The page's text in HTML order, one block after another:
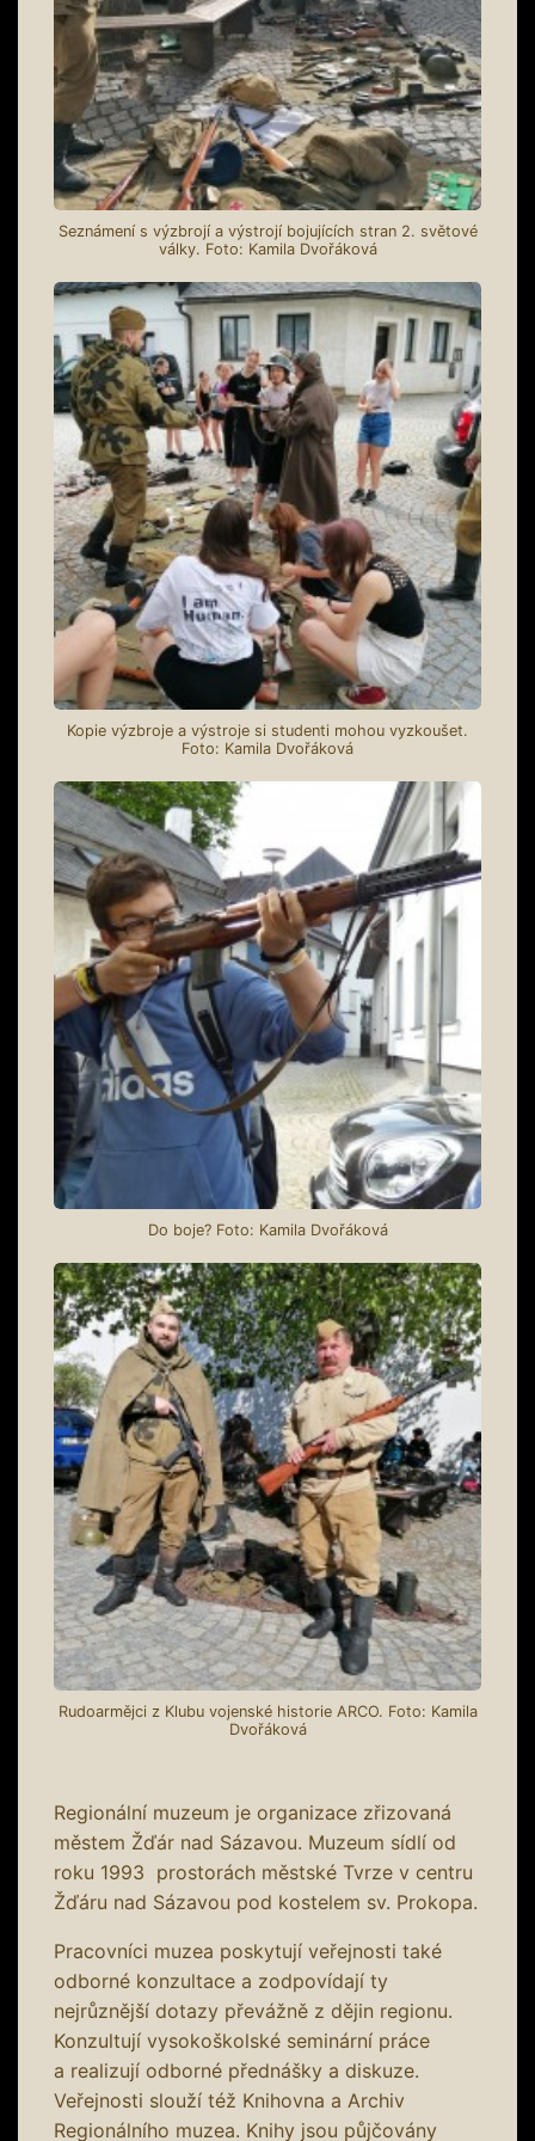
Seznámení s výzbrojí a výstrojí bojujících stran 2. světové
války. Foto: Kamila Dvořáková
Kopie výzbroje a výstroje si studenti mohou vyzkoušet.
Foto: Kamila Dvořáková
Do boje? Foto: Kamila Dvořáková
Rudoarmějci z Klubu vojenské historie ARCO. Foto: Kamila
Dvořáková
Regionální muzeum je organizace zřizovaná
městem Žďár nad Sázavou. Muzeum sídlí od
roku 1993 prostorách městské Tvrze v centru
Žďáru nad Sázavou pod kostelem sv. Prokopa.
Pracovníci muzea poskytují veřejnosti také
odborné konzultace a zodpovídají ty
nejrůznější dotazy převážně z dějin regionu.
Konzultují vysokoškolské seminární práce
a realizují odborné přednášky a diskuze.
Veřejnosti slouží též Knihovna a Archiv
Regionálního muzea. Knihy jsou půjčovány